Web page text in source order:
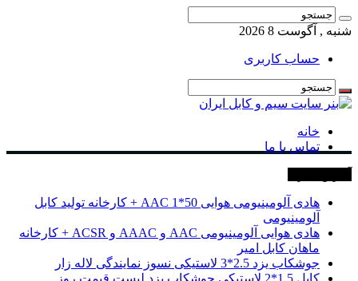
شنبه , آگوست 8 2026
حساب کاربری
خانه
تماس با ما
هادی آلومینیومی هوایی 50*1 AAC + کارخانه تولید کابل
آلومینیومی
هادی هوایی آلومینیومی AAC و AAAC و ACSR + کارخانه
ماهان کابل امیر
جوشکاب یزد 2.5*3 لاستیکی نسوز نمایندگی لاله زار
کابل 1.5*2 لاستیکی جوشکاب یزد لیست قیمت روز